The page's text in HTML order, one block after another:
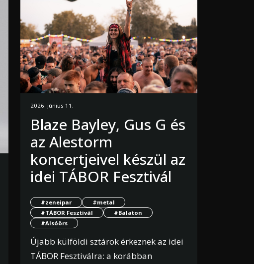
2026. június 11.
Blaze Bayley, Gus G és
az Alestorm
koncertjeivel készül az
idei TÁBOR Fesztivál
#zeneipar
#metal
#TÁBOR Fesztivál
#Balaton
#Alsóörs
Újabb külföldi sztárok érkeznek az idei
TÁBOR Fesztiválra: a korábban